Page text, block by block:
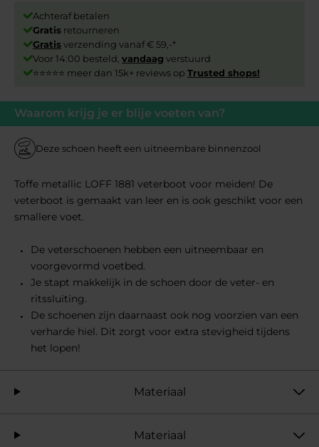
Waarom krijg je er blije voeten van?
Deze schoen heeft een uitneembare binnenzool
Toffe metallic LOFF 1881 veterboot voor meiden! De
veterboot is gemaakt van leer en is ook geschikt voor een
smallere voet.
De veterschoenen hebben een uitneembaar en
voorgevormd voetbed.
Je stapt makkelijk in de schoen door de veter- en
ritssluiting.
De schoenen zijn daarnaast ook nog voorzien van een
verharde hiel. Dit zorgt voor extra stevigheid tijdens
het lopen!
Materiaal
Materiaal
Achteraf betalen
Gratis retourneren
Gratisverzending vanaf € 59,-*
Voor 14:00 besteld, vandaag verstuurd
⭐⭐⭐⭐⭐ meer dan 15k+ reviews op Trusted shops!